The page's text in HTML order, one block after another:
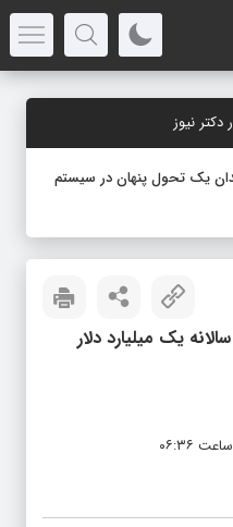
دکتر نیوز
سالگی؛ دانشمندان یک تحول پنهان در سیستم
سالانه یک میلیارد دلار